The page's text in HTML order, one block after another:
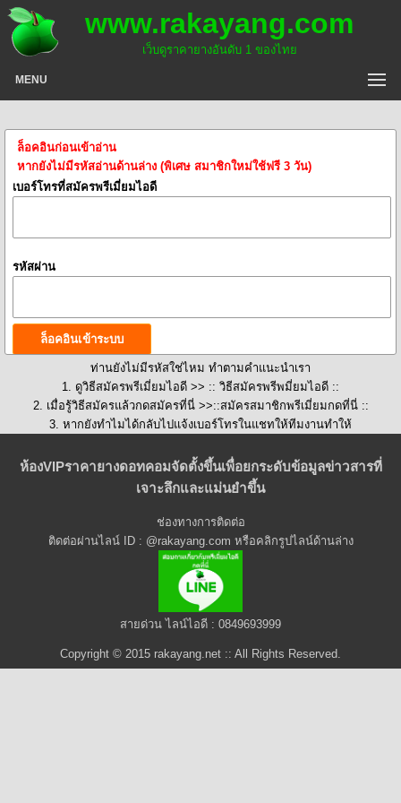
www.rakayang.com
เว็บดูราคายางอันดับ 1 ของไทย
MENU
ล็อคอินก่อนเข้าอ่าน
หากยังไม่มีรหัสอ่านด้านล่าง (พิเศษ สมาชิกใหม่ใช้ฟรี 3 วัน)
เบอร์โทรที่สมัครพรีเมี่ยมไอดี
รหัสผ่าน
ท่านยังไม่มีรหัสใช่ไหม ทำตามคำแนะนำเรา
1. ดูวิธีสมัครพรีเมี่ยมไอดี >> :: วิธีสมัครพรีพมี่ยมไอดี ::
2. เมื่อรู้วิธีสมัครแล้วกดสมัครที่นี่ >>::สมัครสมาชิกพรีเมี่ยมกดที่นี่ ::
3. หากยังทำไมได้กลับไปแจ้งเบอร์โทรในแชทให้ทีมงานทำให้
ห้องVIPราคายางดอทคอมจัดตั้งขึ้นเพื่อยกระดับข้อมูลข่าวสารที่
เจาะลึกและแม่นยำขึ้น
ช่องทางการติดต่อ
ติดต่อผ่านไลน์ ID : @rakayang.com หรือคลิกรูปไลน์ด้านล่าง
สายด่วน ไลน์ไอดี : 0849693999
Copyright © 2015 rakayang.net :: All Rights Reserved.